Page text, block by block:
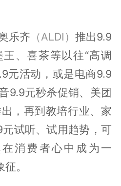
乐齐 （ALDI） 推出9.9
、喜茶等以往“高调
元活动，或是电商9.9
9.9元秒杀促销、美团
，再到教培行业、家
试听、试用趋势，可
消费者心中成为一
。